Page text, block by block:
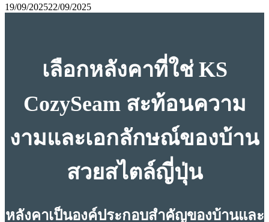
19/09/202522/09/2025
เลือกหลังคาที่ใช่ KS
CozySeam สะท้อนความ
งามและเอกลักษณ์ของบ้าน
สวยสไตล์ญี่ปุ่น
หลังคาเป็นองค์ประกอบสำคัญของบ้านและ